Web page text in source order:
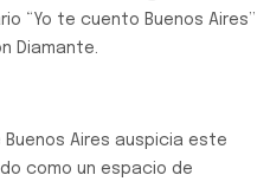
“Yo te cuento Buenos Aires”
Diamante.
Aires auspicia este
como un espacio de